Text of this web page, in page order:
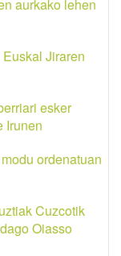
aurkako lehen
Jiraren
esker
Irunen
ordenatuan
Cuzcotik
Oiasso